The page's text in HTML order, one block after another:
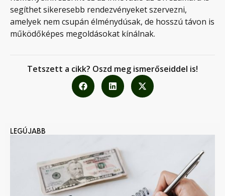
segíthet sikeresebb rendezvényeket szervezni,
amelyek nem csupán élménydúsak, de hosszú távon is
működőképes megoldásokat kínálnak.
Tetszett a cikk? Oszd meg ismerőseiddel is!
LEGÚJABB